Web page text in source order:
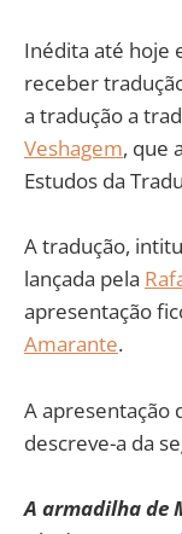
Inédita até hoje
receber
a tradução a
Veshagem, que
Estudos da
A tradução,
lançada pela
apresentação
Amarante.
A apresentação
descreve-a da
A armadilha de